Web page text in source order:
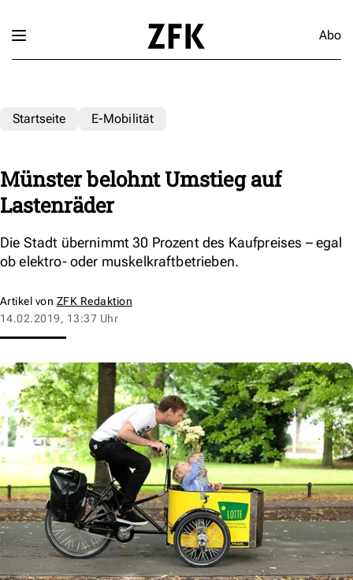
Abo
Startseite E-Mobilität
Münster belohnt Umstieg auf
Lastenräder
Die Stadt übernimmt 30 Prozent des Kaufpreises – egal
ob elektro- oder muskelkraftbetrieben.
Artikel von ZFK Redaktion
14.02.2019, 13:37 Uhr